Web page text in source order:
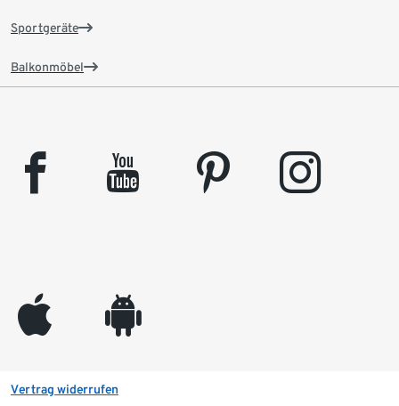
Sportgeräte
Balkonmöbel
facebook youtube pinterest instagram
appleinc android
Vertrag widerrufen